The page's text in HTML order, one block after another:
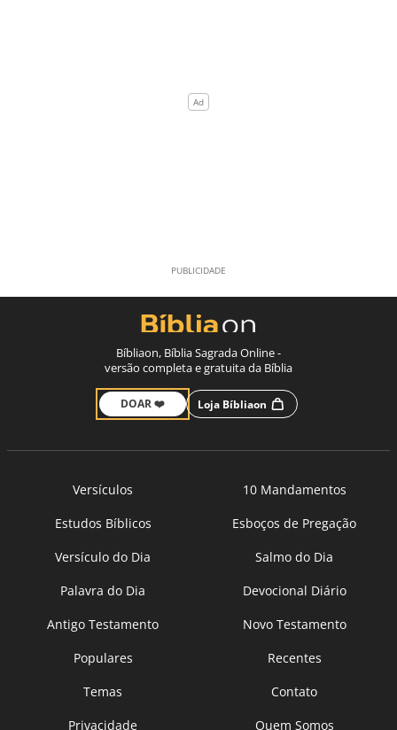
Bíbliaon, Bíblia Sagrada Online -
versão completa e gratuita da Bíblia
DOAR ❤️ Loja Bíbliaon
Versículos
10 Mandamentos
Estudos Bíblicos
Esboços de Pregação
Versículo do Dia
Salmo do Dia
Palavra do Dia
Devocional Diário
Antigo Testamento
Novo Testamento
Populares
Recentes
Temas
Contato
Privacidade
Quem Somos